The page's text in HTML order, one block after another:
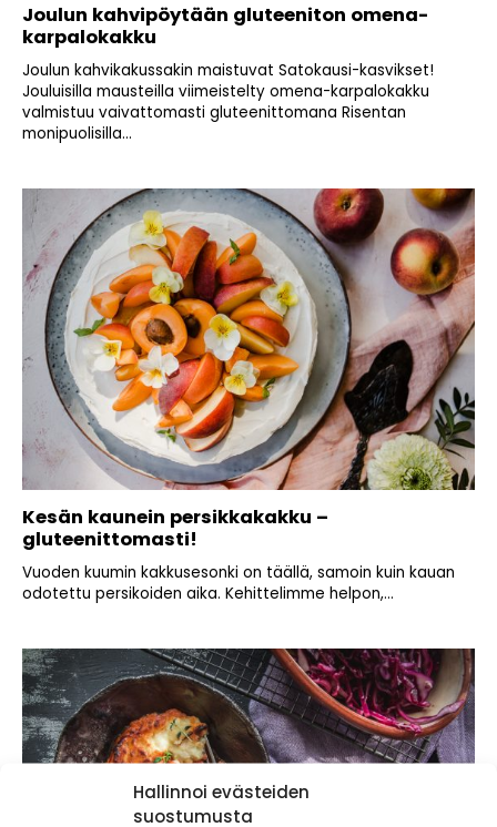
Hallinnoi evästeiden
suostumusta
Joulun kahvipöytään gluteeniton omena-
karpalokakku
Joulun kahvikakussakin maistuvat Satokausi-kasvikset!
Jouluisilla mausteilla viimeistelty omena-karpalokakku
valmistuu vaivattomasti gluteenittomana Risentan
monipuolisilla...
Kesän kaunein persikkakakku –
gluteenittomasti!
Vuoden kuumin kakkusesonki on täällä, samoin kuin kauan
odotettu persikoiden aika. Kehittelimme helpon,...